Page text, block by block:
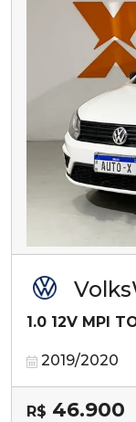
1.0 12V MPI
2019/2020
R$ 46.900